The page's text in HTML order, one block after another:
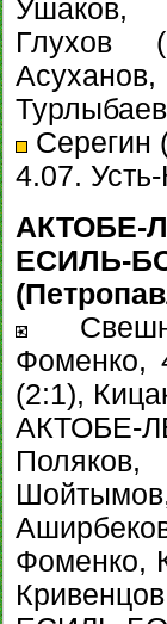
Ушаков,
Глухов
Серегин
4.07.
АКТОБЕ-
ЕСИЛЬ-
Фоменко,
(2:1),
АКТОБЕ-
Фоменко,
Кривенцов